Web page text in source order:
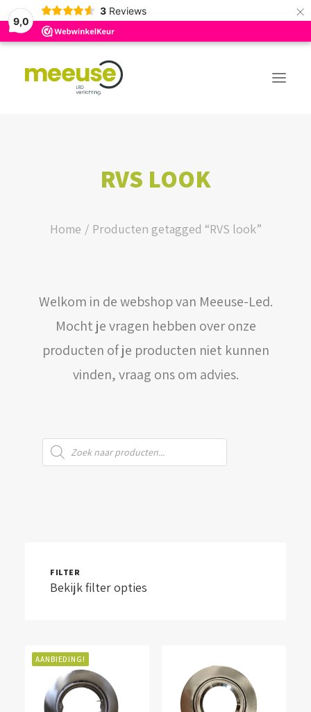
9,0
3 Reviews ×
BUDGET ASSORTIMENT
WEBSHOP
LOGIN / REGISTER
WINKELWAGEN
RVS LOOK
Home Producten getagged “RVS look”
Welkom in de webshop van Meeuse-Led.
Mocht je vragen hebben over onze
producten of je producten niet kunnen
vinden, vraag ons om advies.
Producten
zoeken
FILTER
Bekijk filter opties
AANBIEDING!